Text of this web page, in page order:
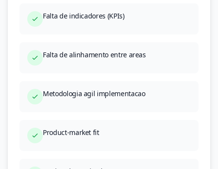
Falta de indicadores (KPIs)
Falta de alinhamento entre areas
Metodologia agil implementacao
Product-market fit